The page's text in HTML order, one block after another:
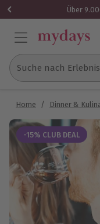
Über
Suche nach
Home / Dinner &
-15% CLUB DEAL